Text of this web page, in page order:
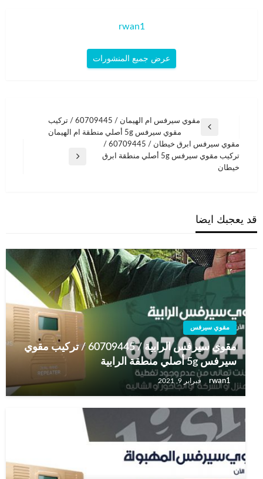
rwan1
عرض جميع المنشورات
المقالات
المقالة
السابقة
مقوي سيرفس ام الهيمان / 60709445 / تركيب
مقوي سيرفس 5g أصلي منطقة ام الهيمان
المقالة
التالية
مقوي سيرفس ابرق خيطان / 60709445 /
تركيب مقوي سيرفس 5g أصلي منطقة ابرق
خيطان
قد يعجبك ايضا
مقوي سيرفس
مقوي سيرفس الرابية / 60709445 / تركيب مقوي
سيرفس 5g أصلي منطقة الرابية
rwan1 فبراير 9, 2021